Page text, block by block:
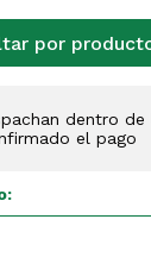
por
dentro de
el pago